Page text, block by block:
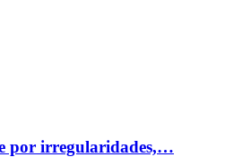
por irregularidades,…